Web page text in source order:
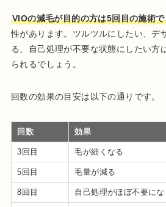
VIOの減毛が目的の方は5回目の施術
性があります。ツルツルにしたい、デ
る、自己処理が不要な状態にしたい方
られるでしょう。
回数の効果の目安は以下の通りです。
回数 効果
3回目 毛が細くなる
5回目 毛量が減る
8回目 自己処理がほぼ不要にな